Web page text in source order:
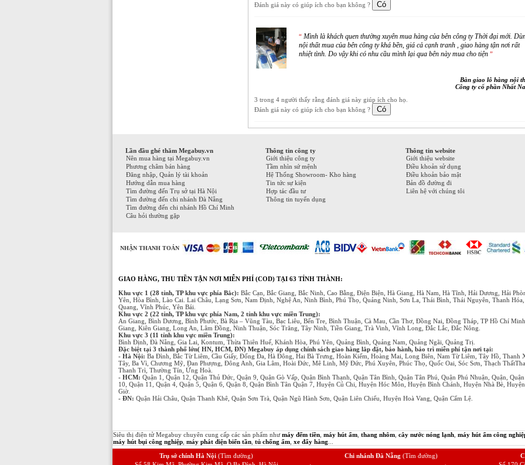
Đánh giá này có giúp ích cho bạn không ?
“ Mình là khách quen thường xuyên mua hàng của bên công ty Thời đại mới.
nội thất mua của bên công ty khá bền, giá cả cạnh tranh , giao hàng tận nơi rất
nhiệt tình. Do vậy khi có nhu cầu mình lại qua bên này mua cho tiện ”
Bàn giao lô hàng nội
Công ty cổ phần Nhất
3 trong 4 người thấy rằng đánh giá này giúp ích cho họ.
Đánh giá này có giúp ích cho bạn không ?
Lần đầu ghé thăm Megabuy.vn
Nên mua hàng tại Megabuy.vn
Phương châm bán hàng
Đăng nhập, Quản lý tài khoản
Hướng dẫn mua hàng
Tìm đường đến Trụ sở tại Hà Nội
Tìm đường đến chi nhánh Đà Nẵng
Tìm đường đến chi nhánh Hồ Chí Minh
Câu hỏi thường gặp
Thông tin công ty
Giới thiệu công ty
Tầm nhìn sứ mệnh
Hệ Thống Showroom- Kho hàng
Tin tức sự kiện
Hợp tác đầu tư
Thông tin tuyển dụng
Thông tin website
Giới thiệu website
Điều khoản sử dụng
Điều khoản bảo mật
Bản đồ đường đi
Liên hệ với chúng tôi
NHẬN THANH TOÁN
GIAO HÀNG, THU TIỀN TẬN NƠI MIỄN PHÍ (COD) TẠI 63 TỈNH THÀNH:
Khu vực 1 (28 tỉnh, TP khu vực phía Bắc): Bắc Cạn, Bắc Giang, Bắc Ninh, Cao Bằng, Điện Biện, Hà Giang, Hà Nam, Hà Tĩnh, Hải Dương, Hải
Yên, Hòa Bình, Lào Cai. Lai Châu, Lạng Sơn, Nam Định, Nghệ An, Ninh Bình, Phú Thọ, Quảng Ninh, Sơn La, Thái Bình, Thái Nguyên, Thanh
Quang, Vĩnh Phúc, Yên Bái.
Khu vực 2 (22 tỉnh, TP khu vực phía Nam, 2 tỉnh khu vực miền Trung):
An Giang, Bình Dương, Bình Phước, Bà Rịa – Vũng Tàu, Bạc Liêu, Bến Tre, Bình Thuận, Cà Mau, Cần Thơ, Đồng Nai, Đồng Tháp, TP Hồ Chí
Giang, Kiên Giang, Long An, Lâm Đồng, Ninh Thuận, Sóc Trăng, Tây Ninh, Tiền Giang, Trà Vinh, Vĩnh Long, Đắc Lắc, Đắc Nông.
Khu vực 3 (11 tỉnh khu vực miền Trung):
Bình Định, Đà Nẵng, Gia Lai, Kontum, Thừa Thiên Huế, Khánh Hòa, Phú Yên, Quảng Bình, Quảng Nam, Quảng Ngãi, Quảng Trị.
Đặc biệt tại 3 thành phố lớn( HN, HCM, ĐN) Megabuy áp dụng chính sách giao hàng lắp đặt, bảo hành, bảo trì miễn phí tận nơi tại:
- Hà Nội: Ba Đình, Bắc Từ Liêm, Cầu Giấy, Đống Đa, Hà Đông, Hai Bà Trưng, Hoàn Kiếm, Hoàng Mai, Long Biên, Nam Từ Liêm, Tây Hồ, Thanh
Tây, Ba Vì, Chương Mỹ, Đan Phượng, Đông Anh, Gia Lâm, Hoài Đức, Mê Linh, Mỹ Đức, Phú Xuyên, Phúc Thọ, Quốc Oai, Sóc Sơn, Thạch
Thanh Trì, Thường Tín, Ứng Hoà.
- HCM: Quận 1, Quận 12, Quận Thủ Đức, Quận 9, Quận Gò Vấp, Quận Bình Thạnh, Quận Tân Bình, Quận Tân Phú, Quận Phú Nhuận, Quận,
10, Quận 11, Quận 4, Quận 5, Quận 6, Quận 8, Quận Bình Tân Quận 7, Huyện Củ Chi, Huyện Hóc Môn, Huyện Bình Chánh, Huyện Nhà Bè, Huyện
Giờ.
- ĐN: Quận Hải Châu, Quận Thanh Khê, Quận Sơn Trà, Quận Ngũ Hành Sơn, Quận Liên Chiểu, Huyện Hoà Vang, Quận Cẩm Lệ.
Siêu thị điện tử Megabuy chuyên cung cấp các sản phẩm nhưmáy đếm tiền máy hút ẩm thang nhôm cây nước nóng lạnh máy hút ẩm công
máy hút bụi công nghiệp máy phát điện biến tần tủ chống ẩm xe đẩy hàng
Trụ sở chính Hà Nội (Tìm đường)
Chi nhánh Đà Nẵng (Tìm đường)